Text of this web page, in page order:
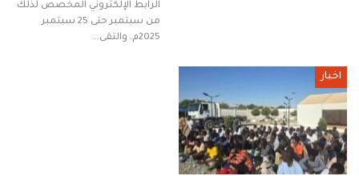
الرابط الإلكتروني المخصص لذلك
من سبتمبر حتى 25 سبتمبر
2025م. والتقى…
اخبار